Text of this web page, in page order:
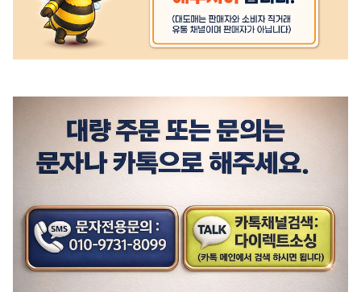
제조자/수입자
제조국 상품 상세설명 참조
A/S 책임자와 전화번호 상품 상세설명 참조
주문후 예상 배송기간 상품 상세설명 참조